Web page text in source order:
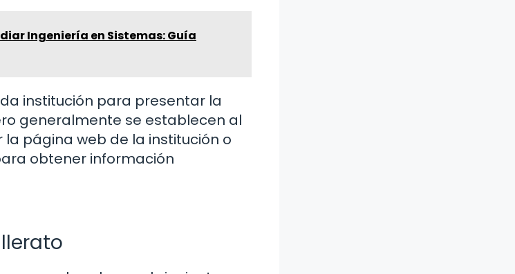
Ingeniería en Sistemas: Guía
institución para presentar la
generalmente se establecen al
página web de la institución o
obtener información